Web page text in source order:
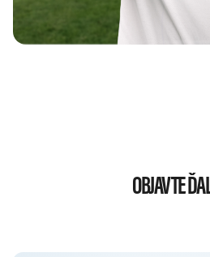
OBJAVTE